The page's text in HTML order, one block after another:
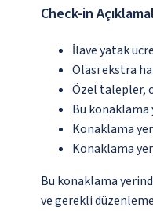
Check-in
İlave yatak
Olası ekstra
Özel talepler,
Bu
Konaklama
Konaklama
Bu konaklama
ve gerekli